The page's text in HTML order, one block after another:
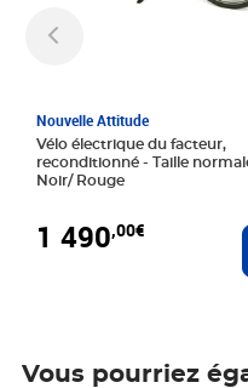
Nouvelle Attitude
Vélo électrique du facteur,
reconditionné - Taille normale -
Noir/ Rouge
1 490,00€
Vous pourriez